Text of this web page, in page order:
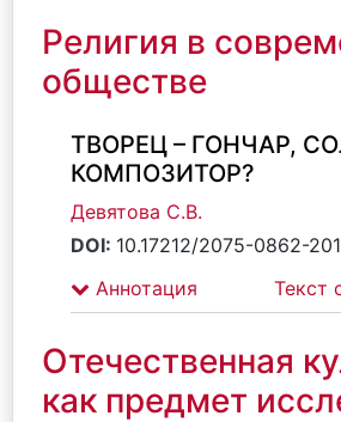
Религия в
обществе
ТВОРЕЦ – ГОНЧАР,
КОМПОЗИТОР?
Девятова С.В.
DOI: 10.17212/2075-0862-
Аннотация
Текст
Отечественная
как предмет